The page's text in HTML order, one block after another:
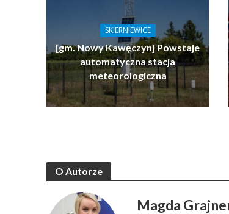
SKIERNIEWICE
[gm. Nowy Kawęczyn] Powstaje
automatyczna stacja
meteorologiczna
O Autorze
Magda